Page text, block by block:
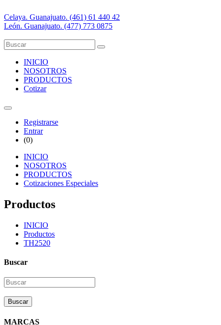
Celaya. Guanajuato. (461) 61 440 42
León. Guanajuato. (477) 773 0875
INICIO
NOSOTROS
PRODUCTOS
Cotizar
Registrarse
Entrar
(0)
INICIO
NOSOTROS
PRODUCTOS
Cotizaciones Especiales
Productos
INICIO
Productos
TH2520
Buscar
Buscar
MARCAS